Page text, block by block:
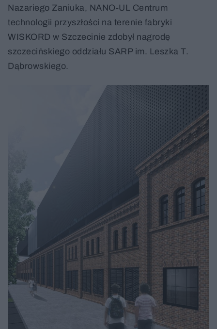
Nazariego Zaniuka, NANO-UL Centrum
technologii przyszłości na terenie fabryki
WISKORD w Szczecinie zdobył nagrodę
szczecińskiego oddziału SARP im. Leszka T.
Dąbrowskiego.